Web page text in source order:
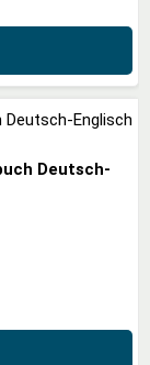
Deutsch-